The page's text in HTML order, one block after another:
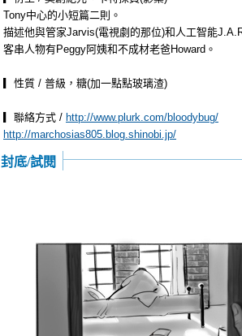
Tony中心的小短篇二則。
描述他與管家Jarvis(電視劇的那位)和人工智能
客串人物有Peggy阿姨和不成材老爸Howard。
▎性質 / 普級，糖(加一點點玻璃渣)
▎聯絡方式 / http://www.plurk.com/bloodybug/
http://marchosias805.blog.shinobi.jp/
封底/試閱